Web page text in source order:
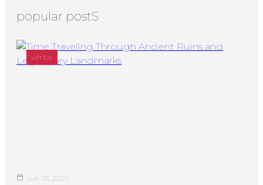
popular postS
Africa
Jun 26, 2026